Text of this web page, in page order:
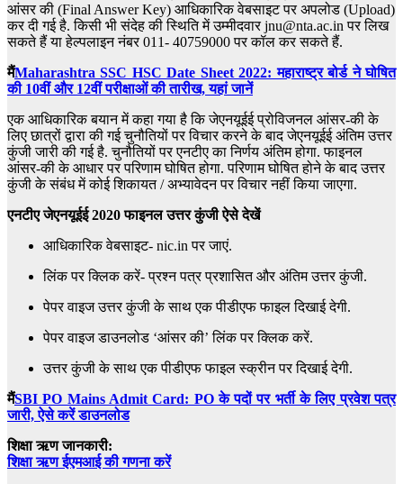
आंसर की (Final Answer Key) आधिकारिक वेबसाइट पर अपलोड (Upload)
कर दी गई है. किसी भी संदेह की स्थिति में उम्मीदवार jnu@nta.ac.in पर लिख
सकते हैं या हेल्पलाइन नंबर 011- 40759000 पर कॉल कर सकते हैं.
मैंMaharashtra SSC HSC Date Sheet 2022: महाराष्ट्र बोर्ड ने घोषित
की 10वीं और 12वीं परीक्षाओं की तारीख, यहां जानें
एक आधिकारिक बयान में कहा गया है कि जेएनयूईई प्रोविजनल आंसर-की के
लिए छात्रों द्वारा की गई चुनौतियों पर विचार करने के बाद जेएनयूईई अंतिम उत्तर
कुंजी जारी की गई है. चुनौतियों पर एनटीए का निर्णय अंतिम होगा. फाइनल
आंसर-की के आधार पर परिणाम घोषित होगा. परिणाम घोषित होने के बाद उत्तर
कुंजी के संबंध में कोई शिकायत / अभ्यावेदन पर विचार नहीं किया जाएगा.
एनटीए जेएनयूईई 2020 फाइनल उत्तर कुंजी ऐसे देखें
आधिकारिक वेबसाइट- nic.in पर जाएं.
लिंक पर क्लिक करें- प्रश्न पत्र प्रशासित और अंतिम उत्तर कुंजी.
पेपर वाइज उत्तर कुंजी के साथ एक पीडीएफ फाइल दिखाई देगी.
पेपर वाइज डाउनलोड ‘आंसर की’ लिंक पर क्लिक करें.
उत्तर कुंजी के साथ एक पीडीएफ फाइल स्क्रीन पर दिखाई देगी.
मैंSBI PO Mains Admit Card: PO के पदों पर भर्ती के लिए प्रवेश पत्र
जारी, ऐसे करें डाउनलोड
शिक्षा ऋण जानकारी:
शिक्षा ऋण ईएमआई की गणना करें